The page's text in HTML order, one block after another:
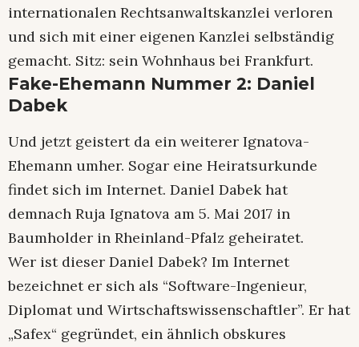
internationalen Rechtsanwaltskanzlei verloren
und sich mit einer eigenen Kanzlei selbständig
gemacht. Sitz: sein Wohnhaus bei Frankfurt.
Fake-Ehemann Nummer 2: Daniel
Dabek
Und jetzt geistert da ein weiterer Ignatova-
Ehemann umher. Sogar eine Heiratsurkunde
findet sich im Internet. Daniel Dabek hat
demnach Ruja Ignatova am 5. Mai 2017 in
Baumholder in Rheinland-Pfalz geheiratet.
Wer ist dieser Daniel Dabek? Im Internet
bezeichnet er sich als “Software-Ingenieur,
Diplomat und Wirtschaftswissenschaftler”. Er hat
„Safex“ gegründet, ein ähnlich obskures